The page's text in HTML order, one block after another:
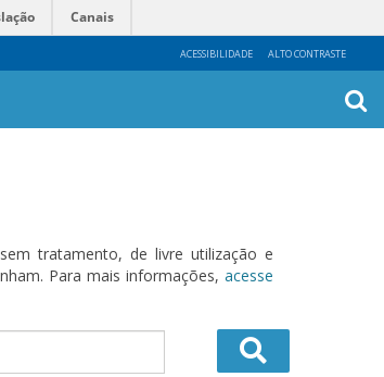
ACESSIBILIDADE ALTO CONTRASTE
Canais
tratamento, de livre utilização e
Para mais informações, acesse